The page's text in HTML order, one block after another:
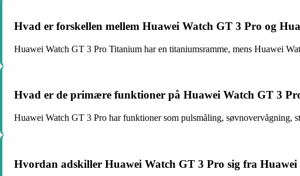
Hvad er forskellen mellem Huawei Watch GT 3 Pro og
Huawei Watch GT 3 Pro Titanium har en titaniumsramme, mens Huawei
Hvad er de primære funktioner på Huawei Watch GT 3
Huawei Watch GT 3 Pro har funktioner som pulsmåling, søvnovervågning,
Hvordan adskiller Huawei Watch GT 3 Pro sig fra Huawei